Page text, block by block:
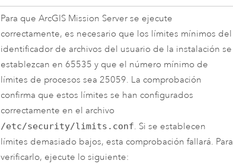
Para queArcGIS Mission Server se ejecute
correctamente, es necesario que los límites mínimos del
identificador de archivos del usuario de la instalación se
establezcan en 65535 y que el número mínimo de
límites de procesos sea 25059. La comprobación
confirma que estos límites se han configurados
correctamente en el archivo
/etc/security/limits.conf. Si se establecen
límites demasiado bajos, esta comprobación fallará. Para
verificarlo, ejecute lo siguiente: